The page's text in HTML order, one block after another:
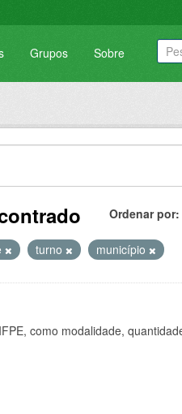
Grupos Sobre
Ordenar por
turno município
como modalidade,